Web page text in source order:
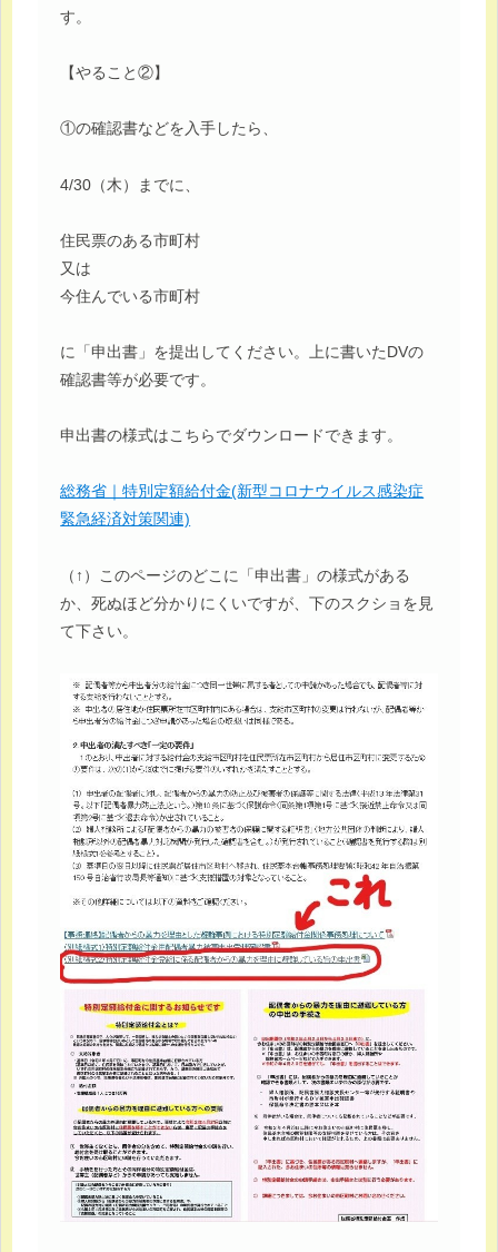
す。
【やること②】
①の確認書などを入手したら、
4/30（木）までに、
住民票のある市町村
又は
今住んでいる市町村
に「申出書」を提出してください。上に書いたDVの
確認書等が必要です。
申出書の様式はこちらでダウンロードできます。
総務省｜特別定額給付金(新型コロナウイルス感染症
緊急経済対策関連)
（↑）このページのどこに「申出書」の様式がある
か、死ぬほど分かりにくいですが、下のスクショを見
て下さい。